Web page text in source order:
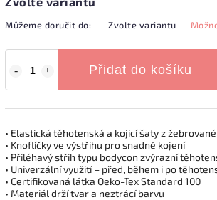
Můžeme doručit do: Zvolte variantu
Přidat do košíku
• Elastická těhotenská a kojicí šaty z
• Knoflíčky ve výstřihu pro snadné kojení
• Přiléhavý střih typu bodycon zvýrazní
• Univerzální využití – před, během i po
• Certifikovaná látka Oeko-Tex Standard 100
• Materiál drží tvar a neztrácí barvu